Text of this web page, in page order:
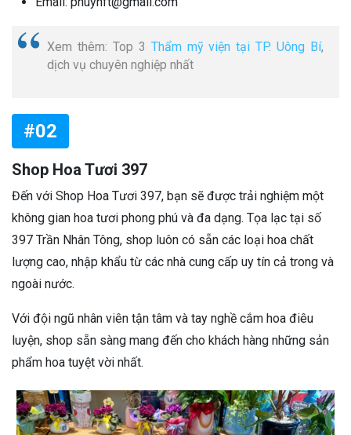
Xem thêm: Top 3 Thẩm mỹ viện tại TP. Uông Bí,
dịch vụ chuyên nghiệp nhất
#02
Shop Hoa Tươi 397
Đến với Shop Hoa Tươi 397, bạn sẽ được trải nghiệm một
không gian hoa tươi phong phú và đa dạng. Tọa lạc tại số
397 Trần Nhân Tông, shop luôn có sẵn các loại hoa chất
lượng cao, nhập khẩu từ các nhà cung cấp uy tín cả trong và
ngoài nước.
Với đội ngũ nhân viên tận tâm và tay nghề cắm hoa điêu
luyện, shop sẵn sàng mang đến cho khách hàng những sản
phẩm hoa tuyệt vời nhất.